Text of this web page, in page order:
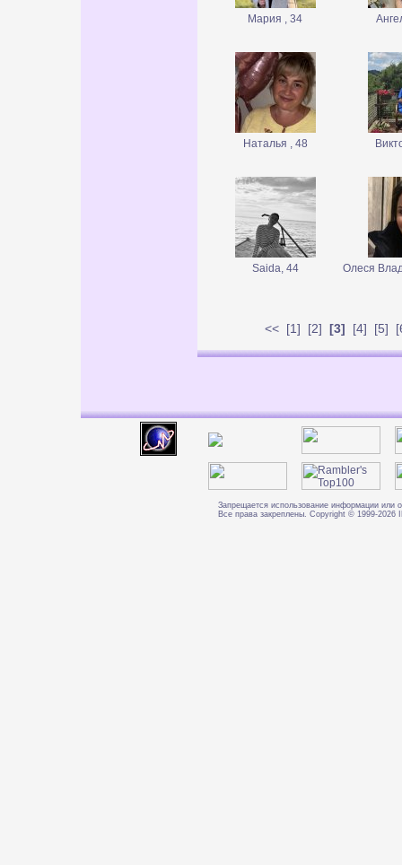
Мария , 34
Наталья , 48
Saida, 44 Олеся
<<[1] [2] [3] [4] [5] [
Запрещается использование информации или
Все права закреплены. Copyright © 1999-